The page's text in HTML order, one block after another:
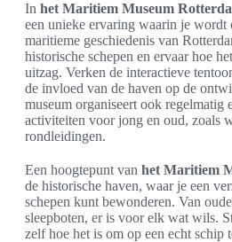
In het Maritiem Museum
een unieke ervaring waarin je wordt
maritieme geschiedenis van
historische schepen en ervaar hoe
uitzag. Verken de interactieve
de invloed van de haven op de
museum organiseert ook regelmatig
activiteiten voor jong en oud, zoals
rondleidingen.
Een hoogtepunt van het Maritiem
de historische haven, waar je een
schepen kunt bewonderen. Van
sleepboten, er is voor elk wat wils.
zelf hoe het is om op een echt schip